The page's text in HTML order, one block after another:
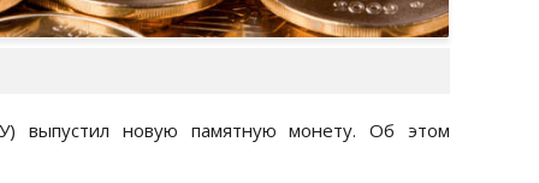
выпустил новую памятную монету. Об этом